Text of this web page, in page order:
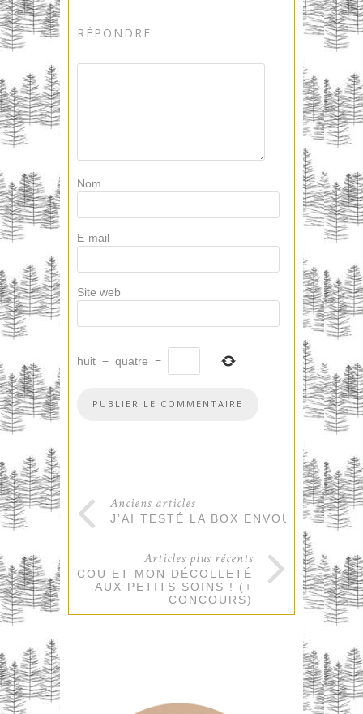
RÉPONDRE
Nom
E-mail
Site web
huit − quatre =
Anciens articles
J’AI TESTÉ LA BOX ENVOUTHÉ !
Articles plus récents
MON COU ET MON DÉCOLLETÉ
AUX PETITS SOINS ! (+
CONCOURS)